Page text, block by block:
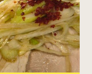
寿司